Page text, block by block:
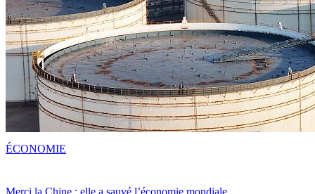
Merci la Chine : elle a sauvé l’économie mondiale
ÉCONOMIE